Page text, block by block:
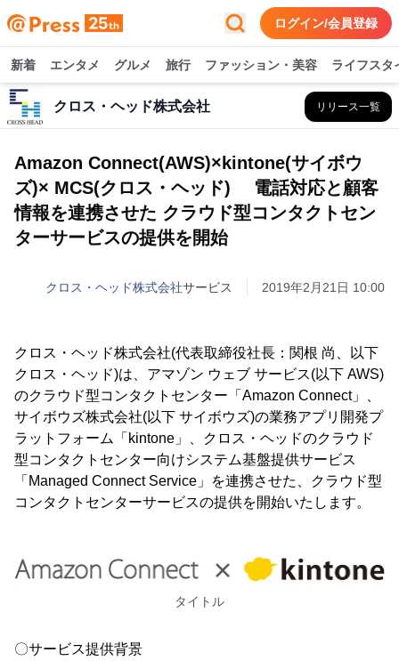
ログイン/会員登録
新着 エンタメ グルメ 旅行 ファッション・美容 ライフスタ
クロス・ヘッド株式会社 リリース一覧
Amazon Connect(AWS)×kintone(サイボウ
ズ)× MCS(クロス・ヘッド) 電話対応と顧客
情報を連携させた クラウド型コンタクトセン
ターサービスの提供を開始
クロス・ヘッド株式会社サービス 2019年2月21日 10:00
クロス・ヘッド株式会社(代表取締役社長：関根 尚、以下
クロス・ヘッド)は、アマゾン ウェブ サービス(以下 AWS)
のクラウド型コンタクトセンター「Amazon Connect」、
サイボウズ株式会社(以下 サイボウズ)の業務アプリ開発プ
ラットフォーム「kintone」、クロス・ヘッドのクラウド
型コンタクトセンター向けシステム基盤提供サービス
「Managed Connect Service」を連携させた、クラウド型
コンタクトセンターサービスの提供を開始いたします。
タイトル
〇サービス提供背景